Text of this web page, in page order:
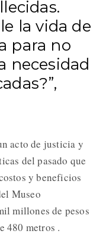
la vida de
para no
necesidad
acto de justicia y
del pasado que
y beneficios
Museo
millones de pesos
480 metros .